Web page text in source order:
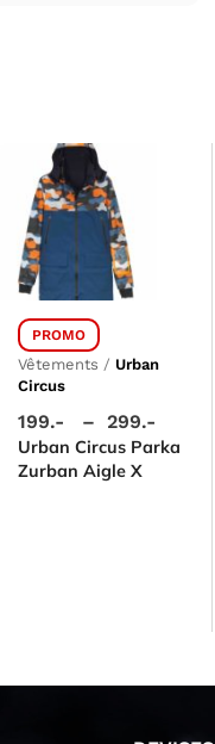
PROMO
Vêtements / Urban
Circus
199.- – 299.-
Urban Circus Parka
Zurban Aigle X